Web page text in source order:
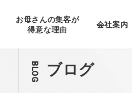
WEB制作
お母さんの集客が
得意な理由
会社案内
BLOG ブログ